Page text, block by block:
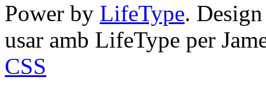
Power by LifeType.
usar amb LifeType per
CSS